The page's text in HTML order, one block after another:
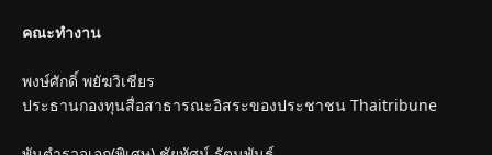
คณะทำงาน
พงษ์ศักดิ์ พยัฆวิเชียร
ประธานกองทุนสื่อสาธารณะอิสระของประชาชน Thaitribune